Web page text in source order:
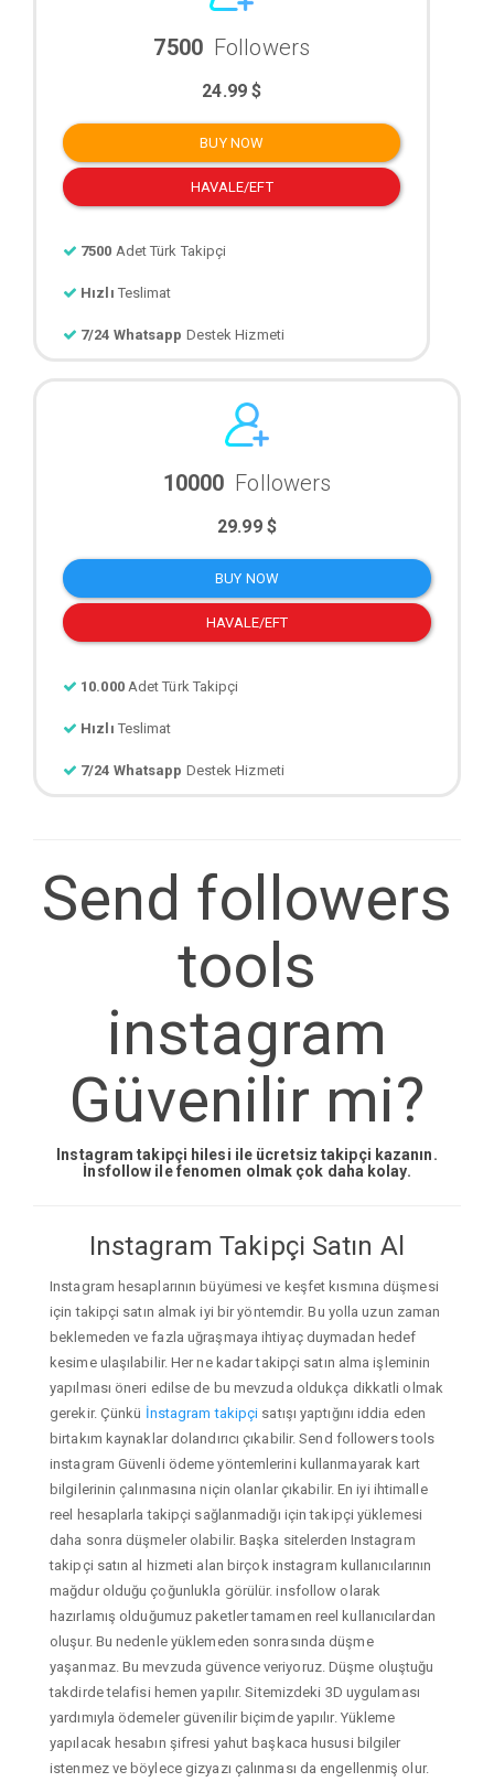
7500 Followers
24.99 $
BUY NOW
HAVALE/EFT
7500 Adet Türk Takipçi
Hızlı Teslimat
7/24 Whatsapp Destek Hizmeti
10000 Followers
29.99 $
BUY NOW
HAVALE/EFT
10.000 Adet Türk Takipçi
Hızlı Teslimat
7/24 Whatsapp Destek Hizmeti
Send followers
tools
instagram
Güvenilir mi?
Instagram takipçi hilesi ile ücretsiz takipçi kazanın.
İnsfollow ile fenomen olmak çok daha kolay.
Instagram Takipçi Satın Al
Instagram hesaplarının büyümesi ve keşfet kısmına düşmesi
için takipçi satın almak iyi bir yöntemdir. Bu yolla uzun zaman
beklemeden ve fazla uğraşmaya ihtiyaç duymadan hedef
kesime ulaşılabilir. Her ne kadar takipçi satın alma işleminin
yapılması öneri edilse de bu mevzuda oldukça dikkatli olmak
gerekir. Çünkü İnstagram takipçi satışı yaptığını iddia eden
birtakım kaynaklar dolandırıcı çıkabilir. Send followers tools
instagram Güvenli ödeme yöntemlerini kullanmayarak kart
bilgilerinin çalınmasına niçin olanlar çıkabilir. En iyi ihtimalle
reel hesaplarla takipçi sağlanmadığı için takipçi yüklemesi
daha sonra düşmeler olabilir. Başka sitelerden Instagram
takipçi satın al hizmeti alan birçok instagram kullanıcılarının
mağdur olduğu çoğunlukla görülür. insfollow olarak
hazırlamış olduğumuz paketler tamamen reel kullanıcılardan
oluşur. Bu nedenle yüklemeden sonrasında düşme
yaşanmaz. Bu mevzuda güvence veriyoruz. Düşme oluştuğu
takdirde telafisi hemen yapılır. Sitemizdeki 3D uygulaması
yardımıyla ödemeler güvenilir biçimde yapılır. Yükleme
yapılacak hesabın şifresi yahut başkaca hususi bilgiler
istenmez ve böylece gizyazı çalınması da engellenmiş olur.